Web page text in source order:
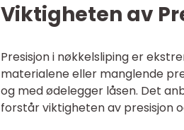
Viktigheten av
Presisjon i nøkkelsliping er
materialene eller manglende
og med ødelegger låsen. Det
forstår viktigheten av presisjon